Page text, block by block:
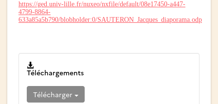
https://ged.univ-lille.fr/nuxeo/nxfile/default/08e17450-a447-
4799-8864-
633a85a5b790/blobholder:0/SAUTERON_Jacques_diaporama.odp
Téléchargements
Télécharger